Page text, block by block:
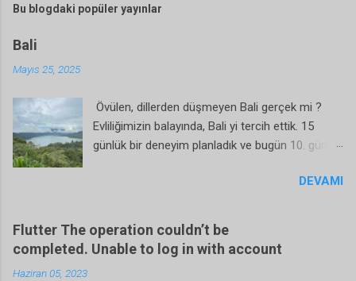
Bu blogdaki popüler yayınlar
Bali
Mayıs 25, 2025
Övülen, dillerden düşmeyen Bali gerçek mi ?
Evliliğimizin balayında, Bali yi tercih ettik. 15
günlük bir deneyim planladık ve bugün 10. gün.
evet. Fakat övüldüğü kadar var mı hayır. İyi
bir yer. Yeşilliği bol, havası güzel, evleri
yiyecekler ucuz bir bölge. Normal tatil için, 15
gün uzun bir süre, 5 gün yeterli olacaktır. Balayı
DEVAMI
Flutter The operation couldn’t be
completed. Unable to log in with account
Haziran 05, 2023